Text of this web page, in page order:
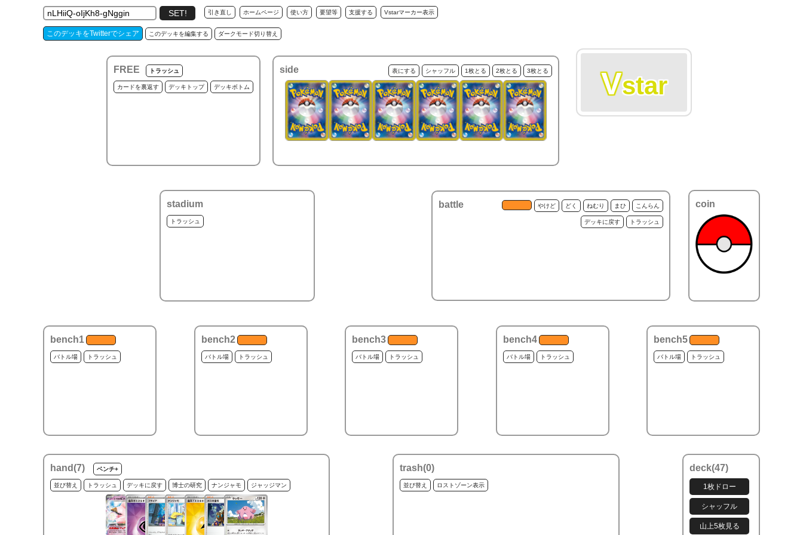
引き直し ホームページ 使い方 要望等 支援する Vstarマーカー表示
このデッキをTwitterでシェア このデッキを編集する ダークモード切り替え
FREE トラッシュ
カードを裏返す デッキトップ デッキボトム
side 表にする シャッフル 1枚とる 2枚とる 3枚とる Vstar
stadium
トラッシュ
battle やけど どく ねむり まひ こんらん
デッキに戻す トラッシュ
coin
bench1
バトル場 トラッシュ
bench2
バトル場 トラッシュ
bench3
バトル場 トラッシュ
bench4
バトル場 トラッシュ
bench5
バトル場 トラッシュ
hand(7) ベンチ+
並び替え トラッシュ デッキに戻す 博士の研究 ナンジャモ ジャッジマン
trash(0)
並び替え ロストゾーン表示
deck(47)